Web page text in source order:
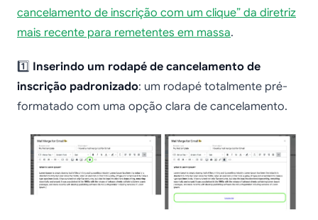
cancelamento de inscrição com um clique” da diretriz
mais recente para remetentes em massa.
1️⃣ Inserindo um rodapé de cancelamento de
inscrição padronizado: um rodapé totalmente pré-
formatado com uma opção clara de cancelamento.